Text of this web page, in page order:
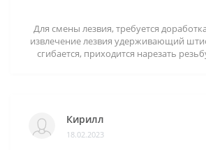
Для смены лезвия, требуется
извлечение лезвия удерживающий
сгибается, приходится нарезать
Кирилл
18.02.2023